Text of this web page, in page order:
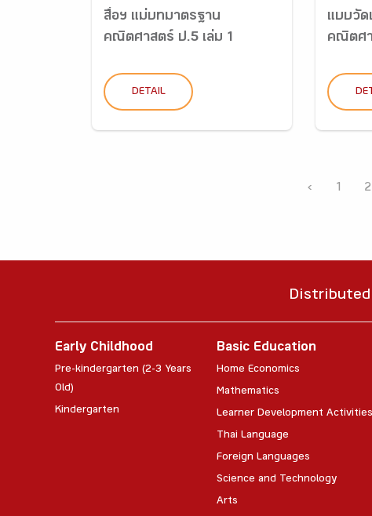
สื่อฯ แม่บทมาตรฐาน
คณิตศาสตร์ ป.5 เล่ม 1
DETAIL
แบบวัด
คณิตศ
‹ 1 2
Distributed
Early Childhood
Pre-kindergarten (2-3 Years
Old)
Kindergarten
Basic Education
Home Economics
Mathematics
Learner Development Activities
Thai Language
Foreign Languages
Science and Technology
Arts